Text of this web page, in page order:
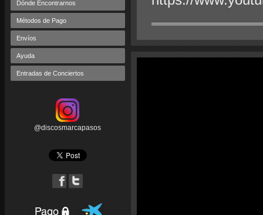
Dónde Encontrarnos
Métodos de Pago
Envíos
Ayuda
Entradas de Conciertos
@discosmarcapasos